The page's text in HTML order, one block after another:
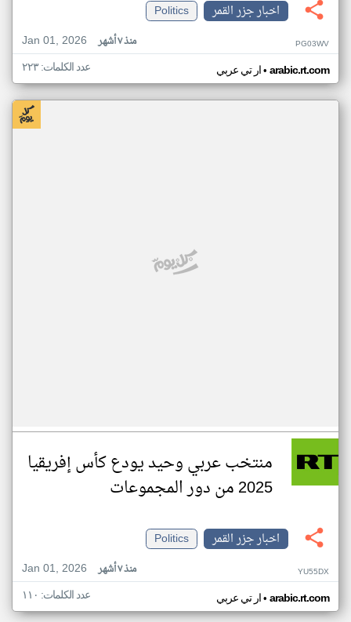
اخبار جزر القمر
Politics
Jan 01, 2026
منذ ٧ أشهر PG03WV
ار تي عربي• arabic.rt.com عدد الكلمات: ٢٢٣
منتخب عربي وحيد يودع كأس إفريقيا
2025 من دور المجموعات
اخبار جزر القمر
Politics
Jan 01, 2026
منذ ٧ أشهر YU55DX
ار تي عربي• arabic.rt.com عدد الكلمات: ١١٠